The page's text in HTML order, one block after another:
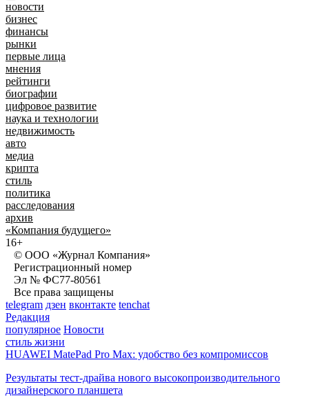
новости
бизнес
финансы
рынки
первые лица
мнения
рейтинги
биографии
цифровое развитие
наука и технологии
недвижимость
авто
медиа
крипта
стиль
политика
расследования
архив
«Компания будущего»
16+
© ООО «Журнал Компания»
Регистрационный номер
Эл № ФС77-80561
Все права защищены
telegram дзен вконтакте tenchat
Редакция
популярное Новости
стиль жизни
HUAWEI MatePad Pro Max: удобство без компромиссов
Результаты тест-драйва нового высокопроизводительного
дизайнерского планшета